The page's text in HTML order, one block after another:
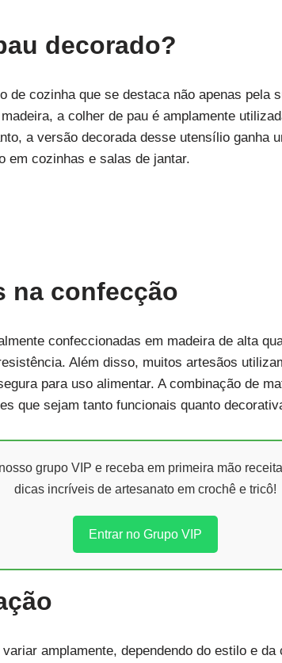
decorado?
de cozinha que se destaca não apenas pela
a colher de pau é amplamente
a versão decorada desse utensílio ganha
em cozinhas e salas de jantar.
na confecção
confeccionadas em madeira de alta
Além disso, muitos artesãos
para uso alimentar. A combinação de
que sejam tanto funcionais quanto
grupo VIP e receba em primeira mão
dicas incríveis de artesanato em crochê e tricô!
Entrar no Grupo VIP
amplamente, dependendo do estilo e